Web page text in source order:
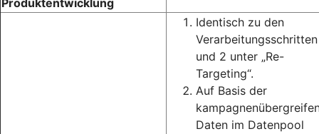
Produktentwicklung
Identisch zu den
Verarbeitungsschritten
und 2 unter „Re-
Targeting“.
Auf Basis der
Daten im Datenpool